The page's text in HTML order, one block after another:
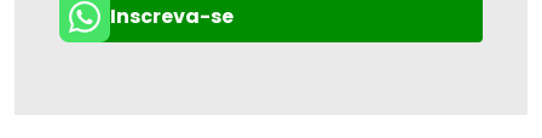
Inscreva-se